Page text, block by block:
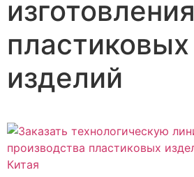
изготовления
пластиковых
изделий